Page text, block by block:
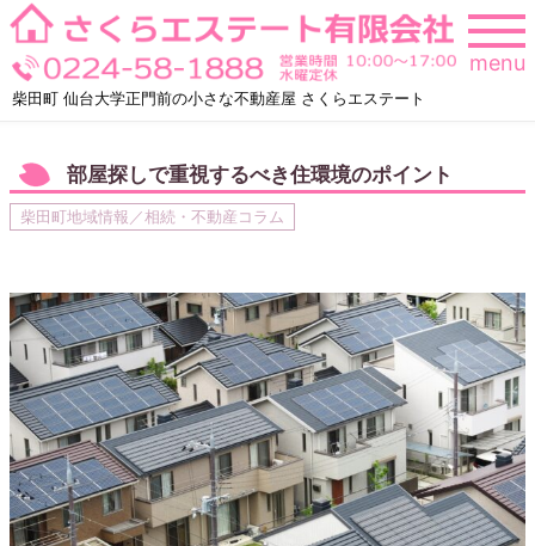
Skip
to
content
柴田町 仙台大学正門前の小さな不動産屋 さくらエステート
menu
部屋探しで重視するべき住環境のポイント
柴田町地域情報／相続・不動産コラム